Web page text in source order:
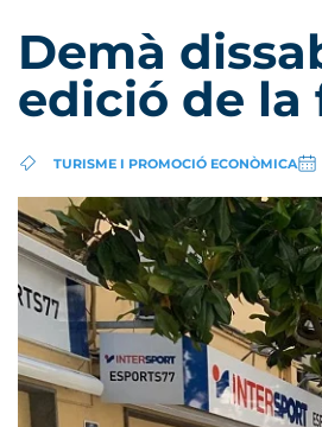
Demà
edició de la
TURISME I PROMOCIÓ ECONÒMICA